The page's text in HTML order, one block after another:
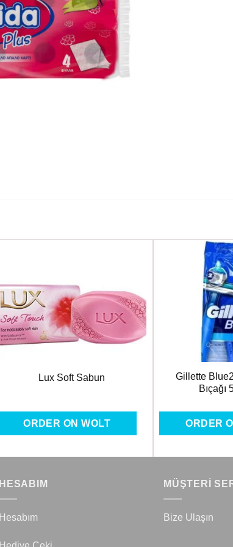
Ekle
Lux Soft Sabun
ORDER ON WOLT
Gillette
Bıçağı
ORDER
HESABIM
Hesabım
MÜŞTERİ
Bize Ulaşın